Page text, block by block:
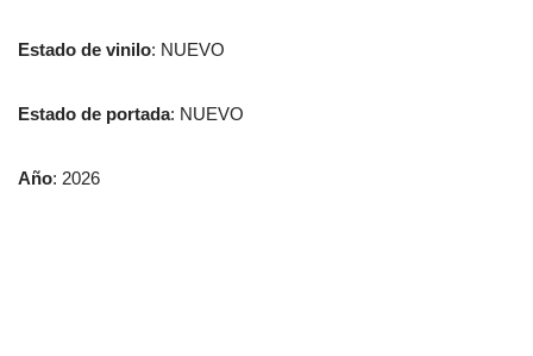
Estado de vinilo: NUEVO
Estado de portada: NUEVO
Año: 2026